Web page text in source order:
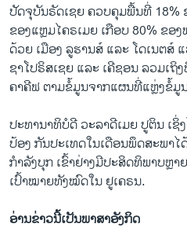
ປັດຈຸບັນຣັດເຊຍ ຄວບຄຸມພື້ນທີ່ 18%
ຂອງແຫຼມໄຄຣເມຍ ເກືອບ 80% ຂອ
ດ້ວຍ ເມືອງ ລູຮານສ໌ ແລະ ໂດເນຕສ໌
ຊາໂປຣິສເຊຍ ແລະ ເຄີຊອນ ລວມເ
ຄາຄີຟ ຕາມຂໍ້ມູນຈາກແຜນທີ່ແຫຼ່ງຂໍ້ມູ
ປະທານາທິບໍດີ ວະລາດີເມຍ ປູຕິນ ເ
ປ້ອງ ກັນປະເທດໃນເດືອນພຶດສະພາໄ
ກຳລັງບຸກ ເຂົ້າຢ່າງມີປະສິດທິພາບຫຼ
ເປົ້າໝາຍທັງໝົດໃນ ຢູເຄຣນ.
ອ່ານ​ຂ່າວນີ້​ເປັນ​ພາ​ສາ​ອັງ​ກິດ